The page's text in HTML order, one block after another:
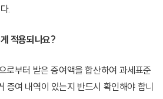
.
적용되나요?
로부터 받은 증여액을 합산하여 과세표준
증여 내역이 있는지 반드시 확인해야 합니